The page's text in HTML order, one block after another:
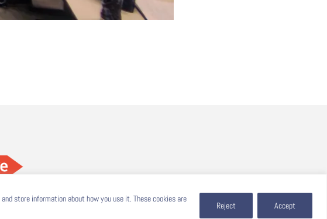
store information about how you use it. These cookies are
Reject Accept